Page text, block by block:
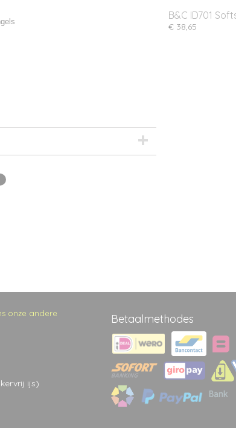
B&C ID701
€ 38,65
onze andere
ijs)
Betaalmethodes